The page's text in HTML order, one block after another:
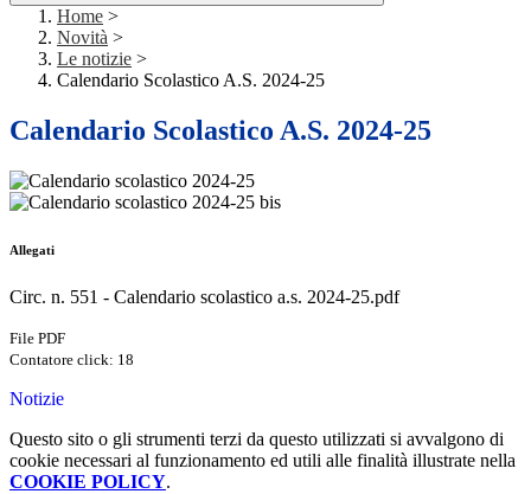
Home >
Novità >
Le notizie >
Calendario Scolastico A.S. 2024-25
Calendario Scolastico A.S. 2024-25
Allegati
Circ. n. 551 - Calendario scolastico a.s. 2024-25.pdf
File PDF
Contatore click: 18
Notizie
Questo sito o gli strumenti terzi da questo utilizzati si avvalgono di
cookie necessari al funzionamento ed utili alle finalità illustrate nella
COOKIE POLICY.